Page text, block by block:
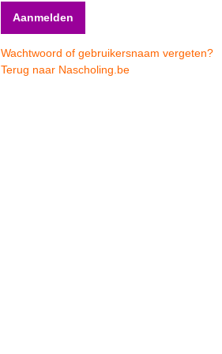
Wachtwoord of gebruikersnaam vergeten?
Terug naar Nascholing.be